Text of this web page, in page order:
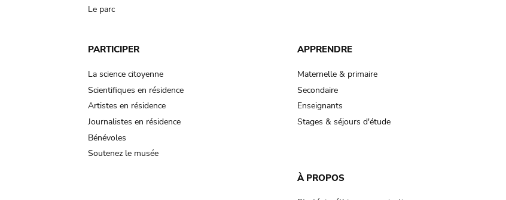
Le parc
PARTICIPER
La science citoyenne
Scientifiques en résidence
Artistes en résidence
Journalistes en résidence
Bénévoles
Soutenez le musée
APPRENDRE
Maternelle & primaire
Secondaire
Enseignants
Stages & séjours d'étude
À PROPOS